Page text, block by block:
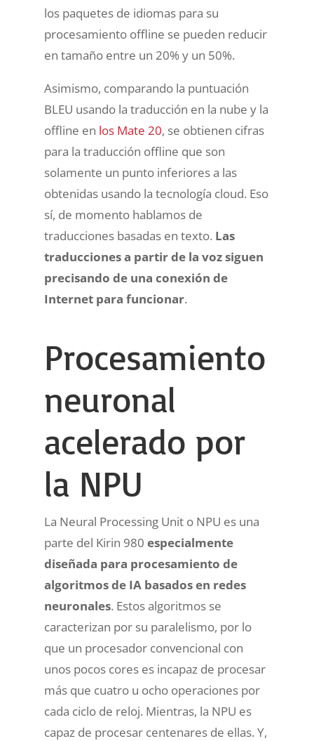
los paquetes de idiomas para su
procesamiento offline se pueden reducir
en tamaño entre un 20% y un 50%.
Asimismo, comparando la puntuación
BLEU usando la traducción en la nube y la
offline en los Mate 20, se obtienen cifras
para la traducción offline que son
solamente un punto inferiores a las
obtenidas usando la tecnología cloud. Eso
sí, de momento hablamos de
traducciones basadas en texto. Las
traducciones a partir de la voz siguen
precisando de una conexión de
Internet para funcionar.
Procesamiento
neuronal
acelerado por
la NPU
La Neural Processing Unit o NPU es una
parte del Kirin 980 especialmente
diseñada para procesamiento de
algoritmos de IA basados en redes
neuronales. Estos algoritmos se
caracterizan por su paralelismo, por lo
que un procesador convencional con
unos pocos cores es incapaz de procesar
más que cuatro u ocho operaciones por
cada ciclo de reloj. Mientras, la NPU es
capaz de procesar centenares de ellas. Y,